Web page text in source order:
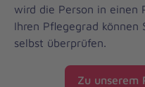
wird die Person in einen
Ihren Pflegegrad können
selbst überprüfen.
Zu unserem